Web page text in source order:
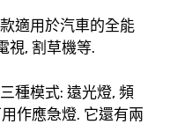
適用於汽車的全能
視, 割草機等.
種模式: 遠光燈, 頻
作應急燈. 它還有兩